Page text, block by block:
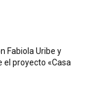
Fabiola Uribe y
el proyecto «Casa